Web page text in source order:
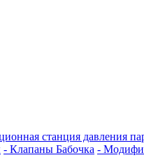
станция давления
- Клапаны Бабочка -